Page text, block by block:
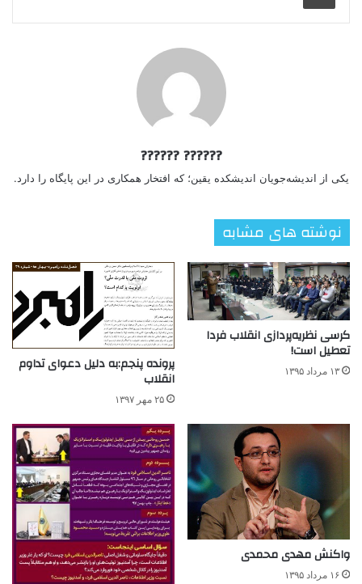
?????? ??????
یکی از اندیشه‌جویان اندیشکده یقین؛ که افتخار همکاری در این پایگاه را دارد.
نوشته های مشابه
کرسی نظریه‌پردازی انقلاب فردا
تعطیل است!
۱۳ مرداد ۱۳۹۵ پرونده پنجم:به دلیل دعوای تداوم
انقلاب
۲۵ مهر ۱۳۹۷
واکنش مهدی محمدی
۱۶ مرداد ۱۳۹۵